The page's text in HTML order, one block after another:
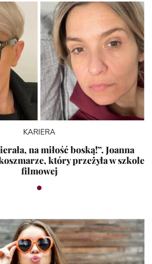
KARIERA
na miłość boską!”. Joanna
który przeżyła w szkole
filmowej